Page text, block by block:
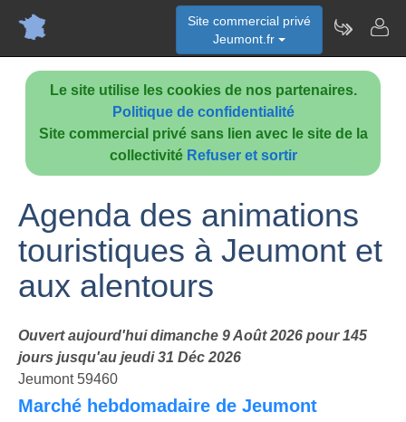
Le site utilise les cookies de nos partenaires.
Politique de confidentialité
Site commercial privé sans lien avec le site de la
collectivité Refuser et sortir
Site commercial privé
Jeumont.fr
Agenda des animations
touristiques à Jeumont et
aux alentours
Ouvert aujourd'hui dimanche 9 Août 2026 pour 145
jours jusqu'au jeudi 31 Déc 2026
Jeumont 59460
Marché hebdomadaire de Jeumont